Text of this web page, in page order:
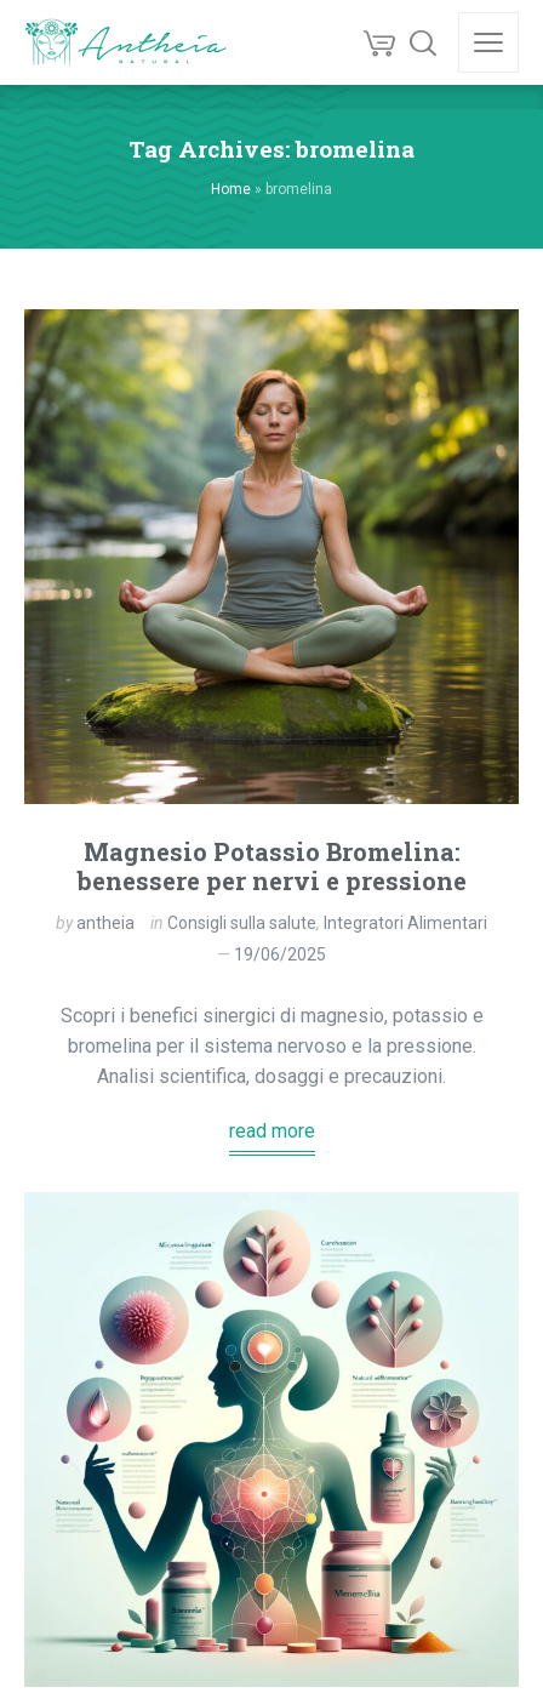
Tag Archives: bromelina
Home » bromelina
Magnesio Potassio Bromelina:
benessere per nervi e pressione
byantheia in Consigli sulla salute, Integratori Alimentari
19/06/2025
Scopri i benefici sinergici di magnesio, potassio e
bromelina per il sistema nervoso e la pressione.
Analisi scientifica, dosaggi e precauzioni.
read more